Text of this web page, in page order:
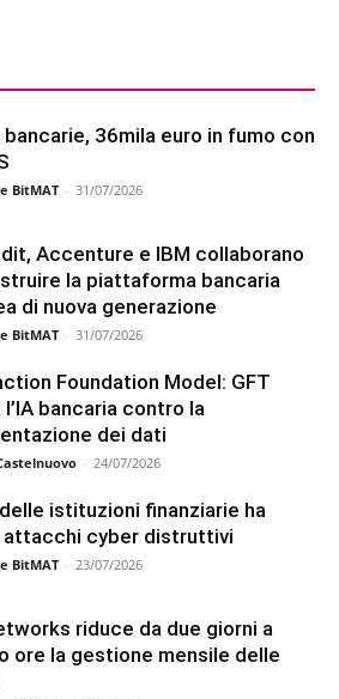
36mila euro in fumo con
BitMAT - 31/07/2026
Accenture e IBM collaborano
la piattaforma bancaria
di nuova generazione
BitMAT - 31/07/2026
Foundation Model: GFT
bancaria contro la
dei dati
- 24/07/2026
istituzioni finanziarie ha
attacchi cyber distruttivi
BitMAT - 23/07/2026
riduce da due giorni a
ore la gestione mensile delle